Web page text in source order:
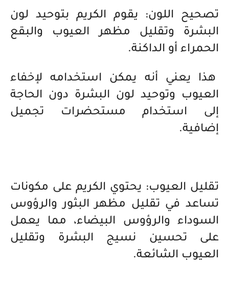
تصحيح اللون: يقوم الكريم بتوحيد لون
البشرة وتقليل مظهر العيوب والبقع
الحمراء أو الداكنة.
هذا يعني أنه يمكن استخدامه لإخفاء
العيوب وتوحيد لون البشرة دون الحاجة
إلى استخدام مستحضرات تجميل
إضافية.
تقليل العيوب: يحتوي الكريم على مكونات
تساعد في تقليل مظهر البثور والرؤوس
السوداء والرؤوس البيضاء، مما يعمل
على تحسين نسيج البشرة وتقليل
العيوب الشائعة.